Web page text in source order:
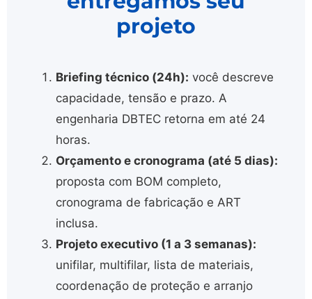
projeto
Briefing técnico (24h): você descreve
capacidade, tensão e prazo. A
engenharia DBTEC retorna em até 24
horas.
Orçamento e cronograma (até 5 dias):
proposta com BOM completo,
cronograma de fabricação e ART
inclusa.
Projeto executivo (1 a 3 semanas):
unifilar, multifilar, lista de materiais,
coordenação de proteção e arranjo